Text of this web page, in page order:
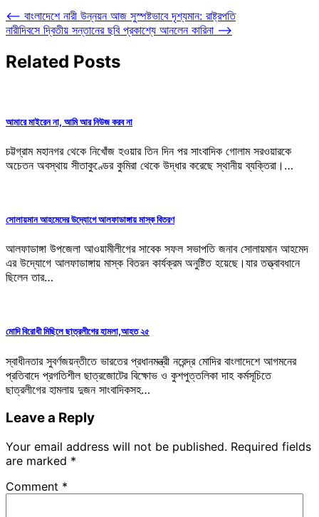
Post
navigation
⟵ বাংলাদেশে নারী উন্নয়ন আজ সুস্পষ্টভাবে দৃশ্যমান: রাষ্ট্রপতি
নারীদিবসে দ্বিতীয় সন্তানের ছবি প্রকাশ্যে আনলেন কারিনা ⟶
Related Posts
আমারে মাইরেন না, আমি আর নিউজ করব না
চট্টগ্রাম মহানগর থেকে নিখোঁজ হওয়ার তিন দিন পর সাংবাদিক গোলাম সরওয়ারকে
অচেতন অবস্থায় সীতাকুণ্ডের কুমিরা থেকে উদ্ধার করেছে স্থানীয় ব্যক্তিরা।…
সোলায়মান আহমেদের উদ্যোগে আলফাডাঙ্গায় মাস্ক বিতরণ
আলফাডাঙ্গা উপজেলা আওয়ামীলীগের সাবেক সফল সভাপতি জনাব সোলায়মান আহমেদ
এর উদ্যোগে আলফাডাঙ্গায় মাস্ক বিতরন কার্যক্রম অনুষ্টিত হয়েছে।যার তত্ত্বাবধানে
ছিলেন তার…
মোদি বিরোধী মিছিলে ছাত্রলীগের হামলা,আহত ২৫
স্বাধীনতার সুবর্ণজয়ন্তীতে ভারতের প্রধানমন্ত্রী নরেন্দ্র মোদির বাংলাদেশে আগমনের
প্রতিবাদে প্রগতিশীল ছাত্রজোটের বিক্ষোভ ও কুশপুত্তলিকা দাহ কর্মসূচিতে
ছাত্রলীগের হামলায় দুজন সাংবাদিকসহ…
Leave a Reply
Your email address will not be published. Required fields
are marked *
Comment *